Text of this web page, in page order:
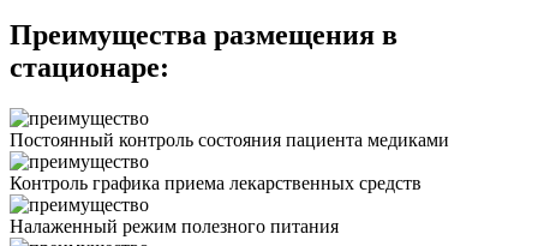
Преимущества размещения в
стационаре:
Постоянный контроль состояния пациента медиками
Контроль графика приема лекарственных средств
Налаженный режим полезного питания